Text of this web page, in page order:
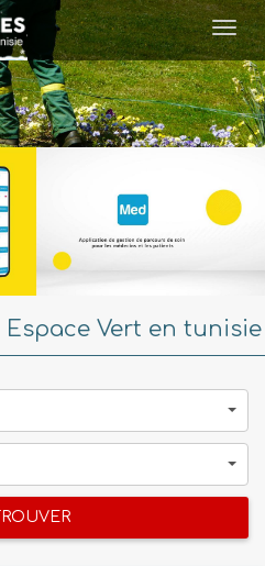
Vert en tunisie
TROUVER